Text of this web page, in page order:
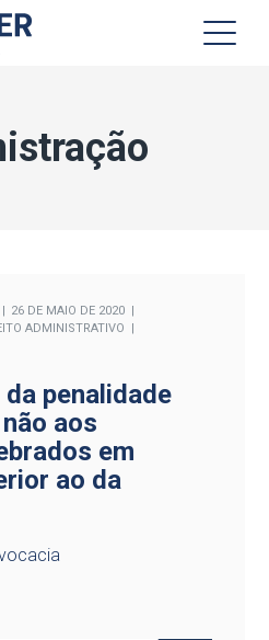
26 DE MAIO DE 2020
ADMINISTRATIVO
penalidade
aos
em
ao da